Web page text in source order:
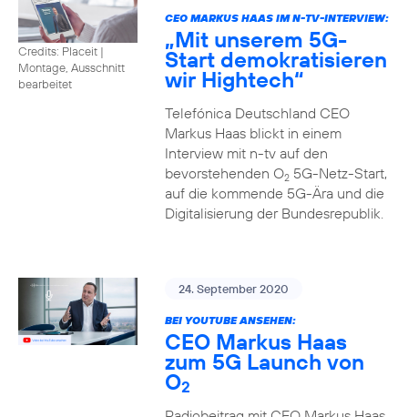
Credits: Placeit |
Montage, Ausschnitt
bearbeitet
CEO MARKUS HAAS IM N-TV-INTERVIEW:
„Mit unserem 5G-
Start demokratisieren
wir Hightech“
Telefónica Deutschland CEO
Markus Haas blickt in einem
Interview mit n-tv auf den
bevorstehenden O25G-Netz-Start,
auf die kommende 5G-Ära und die
Digitalisierung der Bundesrepublik.
24. September 2020
BEI YOUTUBE ANSEHEN:
CEO Markus Haas
zum 5G Launch von
O2